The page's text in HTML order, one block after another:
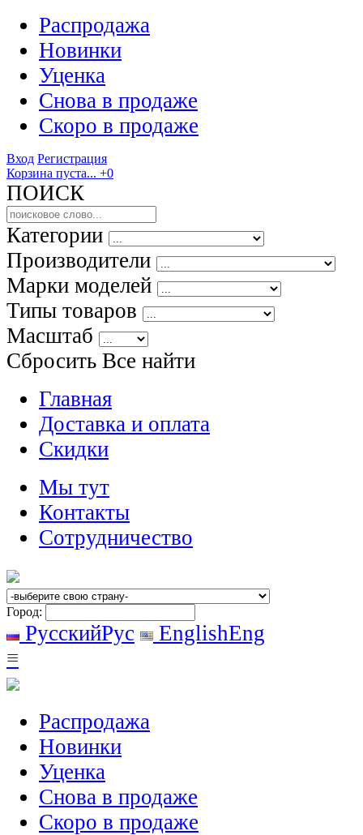
Распродажа
Новинки
Уценка
Снова в продаже
Скоро в продаже
Вход Регистрация
Корзина пуста... +0
ПОИСК
Категории
Производители
Марки моделей
Типы товаров
Масштаб
Сбросить Все найти
Главная
Доставка и оплата
Скидки
Мы тут
Контакты
Сотрудничество
Город:
РусскийРус EnglishEng
≡
Распродажа
Новинки
Уценка
Снова в продаже
Скоро в продаже